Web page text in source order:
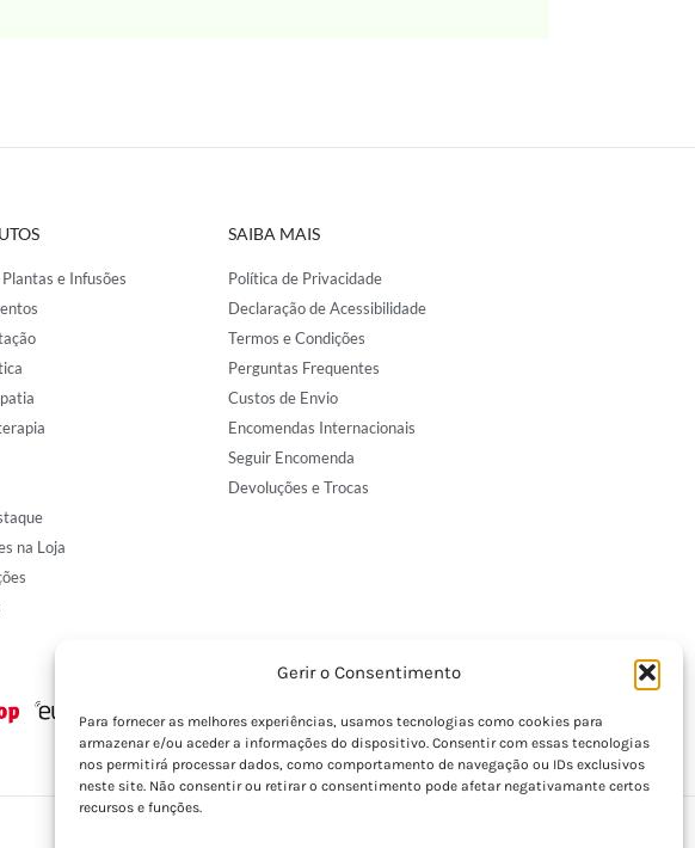
Gerir o Consentimento
Para fornecer as melhores experiências, usamos tecnologias como cookies para
armazenar e/ou aceder a informações do dispositivo. Consentir com essas tecnologias
nos permitirá processar dados, como comportamento de navegação ou IDs exclusivos
neste site. Não consentir ou retirar o consentimento pode afetar negativamante certos
recursos e funções.
Plantas e Infusões
na Loja
SAIBA MAIS
Política de Privacidade
Declaração de Acessibilidade
Termos e Condições
Perguntas Frequentes
Custos de Envio
Encomendas Internacionais
Seguir Encomenda
Devoluções e Trocas